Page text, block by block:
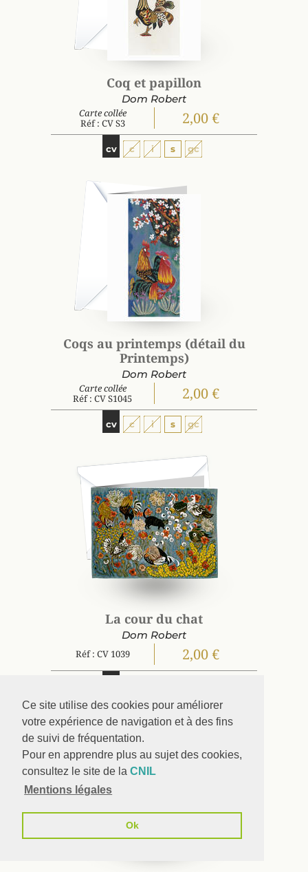
Ce site utilise des cookies pour améliorer
votre expérience de navigation et à des fins
de suivi de fréquentation.
Pour en apprendre plus au sujet des cookies,
consultez le site de la CNIL
Mentions légales
Ok
Coq et papillon
Dom Robert
Carte collée
Réf : CV S3
2,00 €
cv c i s gc
Coqs au printemps (détail du
Printemps)
Dom Robert
Carte collée
Réf : CV S1045
2,00 €
cv c i s gc
La cour du chat
Dom Robert
Réf : CV 1039 2,00 €